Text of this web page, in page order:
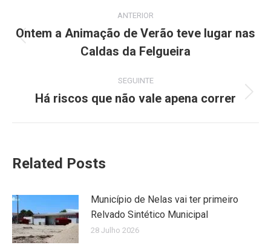
navigation
ANTERIOR
post:
Ontem a Animação de Verão teve lugar nas
Caldas da Felgueira
SEGUINTE
Next
Há riscos que não vale apena correr
Related Posts
Município de Nelas vai ter primeiro
Relvado Sintético Municipal
28 Julho 2026